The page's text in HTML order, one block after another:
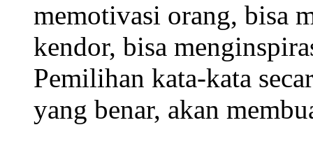
memotivasi orang, bisa
kendor, bisa
Pemilihan kata-kata
yang benar, akan